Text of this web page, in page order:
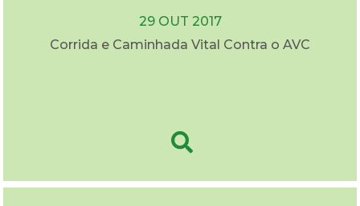
29 OUT 2017
Corrida e Caminhada Vital Contra o AVC